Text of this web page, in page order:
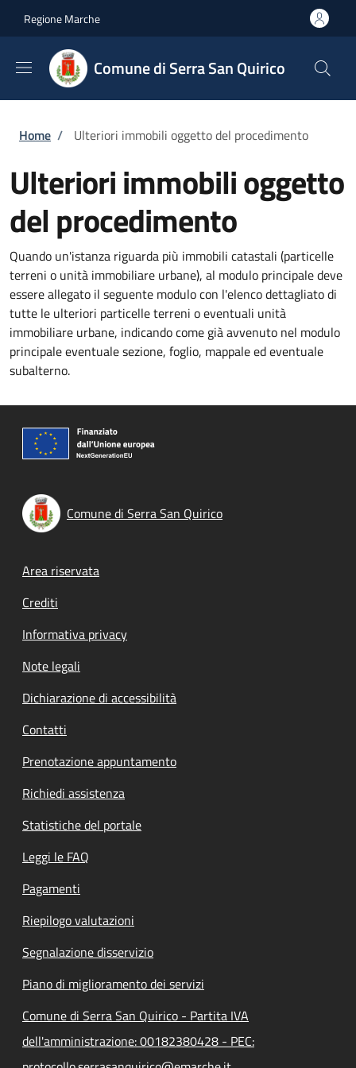
Regione Marche
Comune di Serra San Quirico
Briciole di pane
Home / Ulteriori immobili oggetto del procedimento
Ulteriori immobili oggetto
del procedimento
Quando un'istanza riguarda più immobili catastali (particelle
terreni o unità immobiliare urbane), al modulo principale deve
essere allegato il seguente modulo con l'elenco dettagliato di
tutte le ulteriori particelle terreni o eventuali unità
immobiliare urbane, indicando come già avvenuto nel modulo
principale eventuale sezione, foglio, mappale ed eventuale
subalterno.
Comune di Serra San Quirico
Footer menu
Area riservata
Crediti
Informativa privacy
Note legali
Dichiarazione di accessibilità
Contatti
Prenotazione appuntamento
Richiedi assistenza
Statistiche del portale
Leggi le FAQ
Pagamenti
Riepilogo valutazioni
Segnalazione disservizio
Piano di miglioramento dei servizi
Comune di Serra San Quirico - Partita IVA
dell'amministrazione: 00182380428 - PEC: